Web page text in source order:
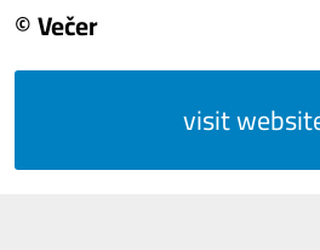
© Večer
visit